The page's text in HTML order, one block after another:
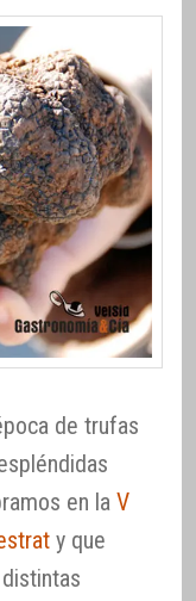
de trufas
en la V
y que